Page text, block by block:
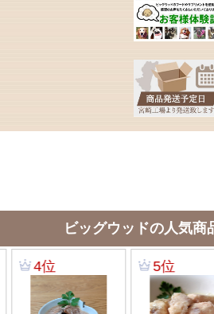
ビッグウッドの人気商